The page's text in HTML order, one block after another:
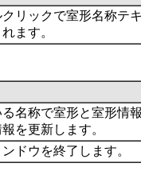
リックで室形名称テ
ます。
名称で室形と室形情
を更新します。
ドウを終了します。